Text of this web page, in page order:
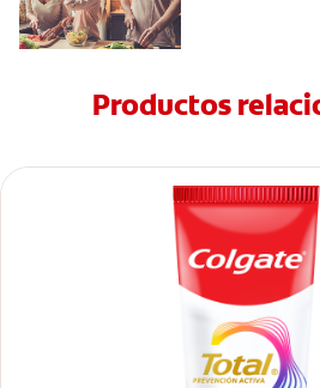
Productos